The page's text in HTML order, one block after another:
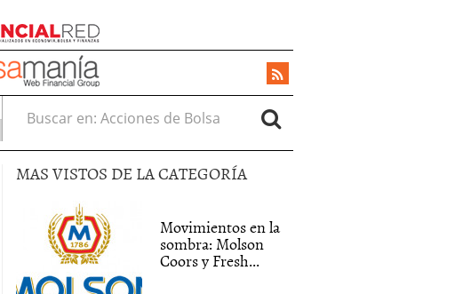
Buscar en:
MAS VISTOS DE LA CATEGORÍA
Movimientos en la
sombra: Molson
Coors y Fresh...